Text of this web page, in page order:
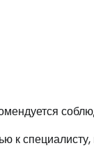
специалисту,